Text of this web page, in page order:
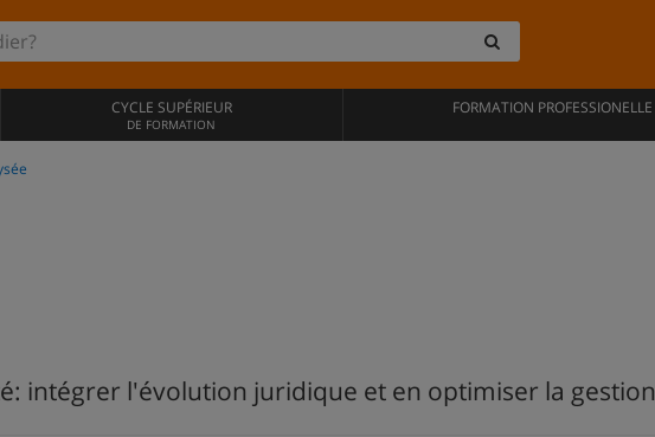
CYCLE SUPÉRIEUR
DE FORMATION
FORMATION PROFESSIONELLE
intégrer l'évolution juridique et en optimiser la gestion